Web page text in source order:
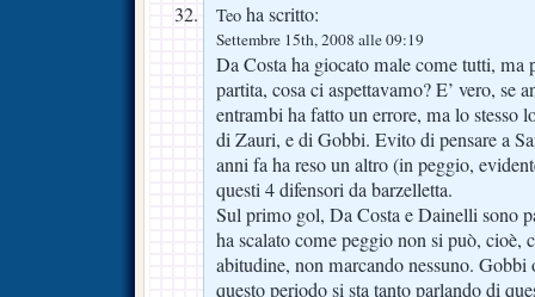
Teo ha scritto:
Settembre 15th, 2008 alle 09:19
Da Costa ha giocato male come tutti, ma
partita, cosa ci aspettavamo? E’ vero, se
entrambi ha fatto un errore, ma lo stesso
di Zauri, e di Gobbi. Evito di pensare a
anni fa ha reso un altro (in peggio,
questi 4 difensori da barzelletta.
Sul primo gol, Da Costa e Dainelli sono
ha scalato come peggio non si può, cioè,
abitudine, non marcando nessuno. Gobbi
questo periodo si sta tanto parlando di